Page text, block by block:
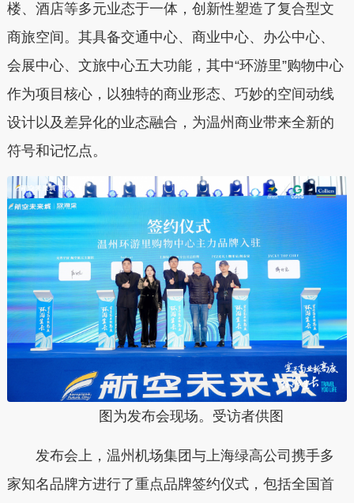
楼、酒店等多元业态于一体，创新性塑造了复合型文
商旅空间。其具备交通中心、商业中心、办公中心、
会展中心、文旅中心五大功能，其中“环游里”购物中心
作为项目核心，以独特的商业形态、巧妙的空间动线
设计以及差异化的业态融合，为温州商业带来全新的
符号和记忆点。
图为发布会现场。受访者供图
发布会上，温州机场集团与上海绿高公司携手多
家知名品牌方进行了重点品牌签约仪式，包括全国首